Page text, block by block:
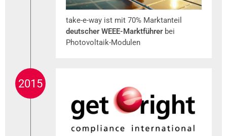
take-e-way ist mit 70% Marktanteil
deutscher WEEE-Marktführerbei
Photovoltaik-Modulen
2015